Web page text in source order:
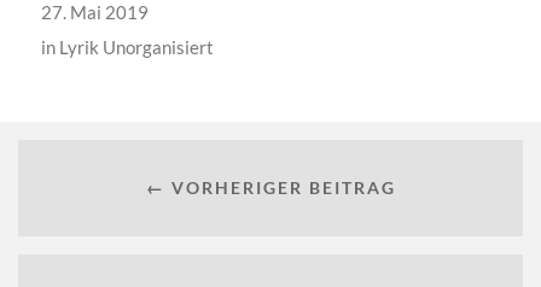
27. Mai 2019
in Lyrik Unorganisiert
← VORHERIGER BEITRAG